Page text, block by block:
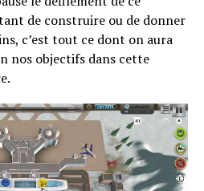
de construire ou de donner
c’est tout ce dont on aura
nos objectifs dans cette